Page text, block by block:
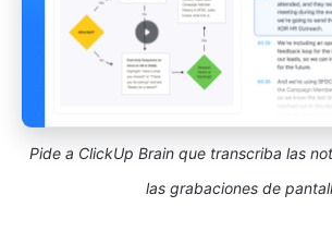
Pide a ClickUp Brain que transcriba las
las grabaciones de